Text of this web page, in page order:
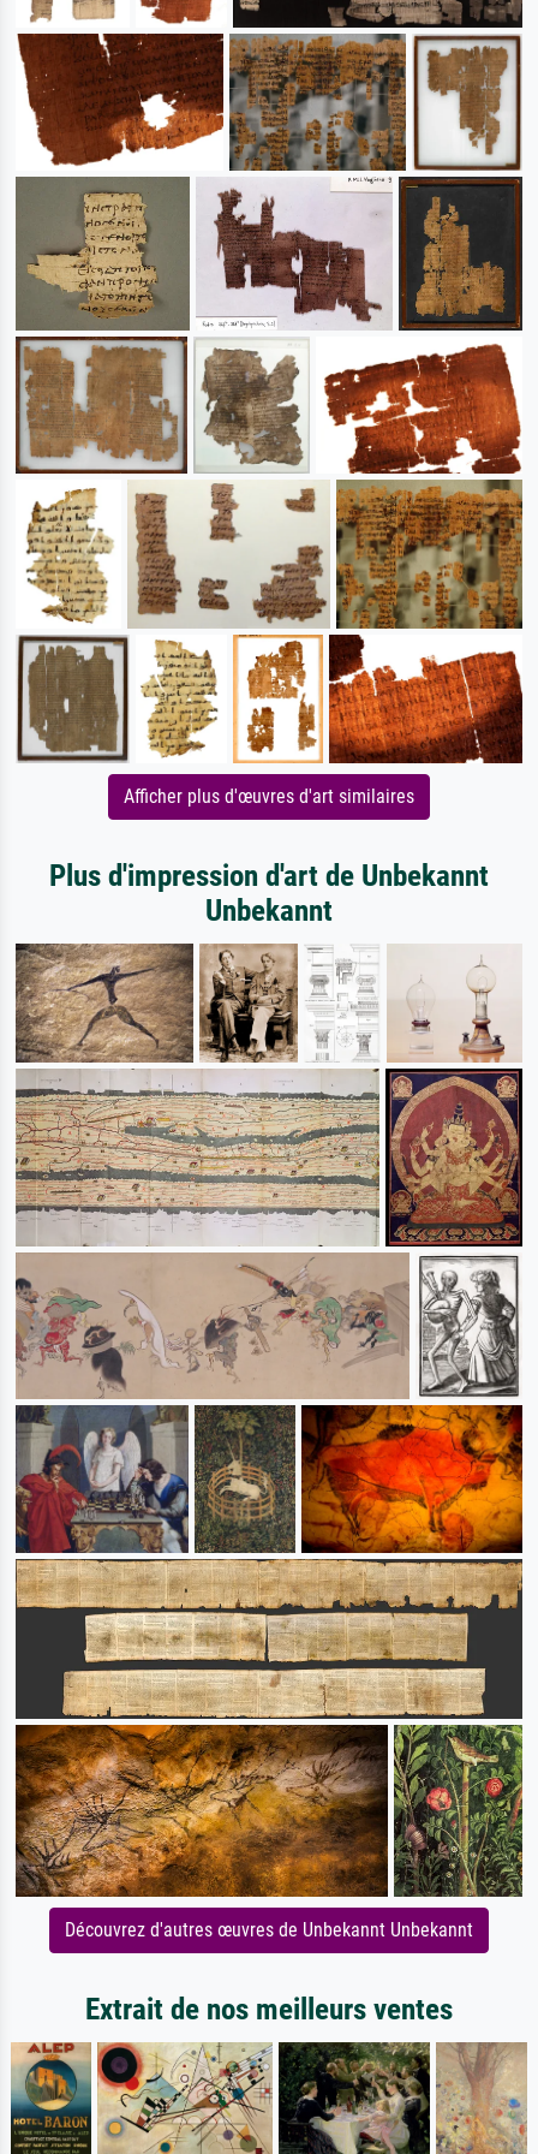
Afficher plus d'œuvres d'art similaires
Plus d'impression d'art de Unbekannt
Unbekannt
Découvrez d'autres œuvres de Unbekannt Unbekannt
Extrait de nos meilleurs ventes